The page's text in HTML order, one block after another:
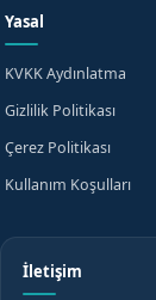
veya
Yasal
KVKK Aydınlatma
Gizlilik Politikası
Çerez Politikası
Kullanım Koşulları
İletişim